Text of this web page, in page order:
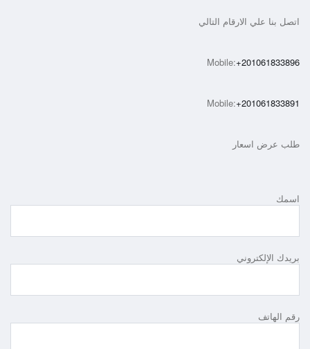
اتصل بنا علي الارقام التالي
Mobile:+201061833896
Mobile:+201061833891
طلب عرض اسعار
اسمك
بريدك الإلكتروني
رقم الهاتف